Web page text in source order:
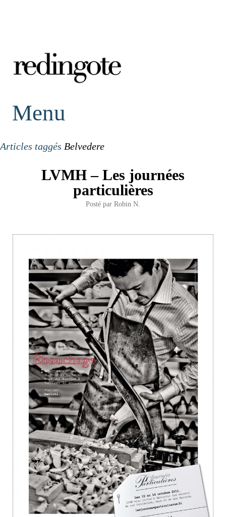
redingote.
Menu
Articles taggés Belvedere
LVMH – Les journées
particulières
Posté par Robin N.